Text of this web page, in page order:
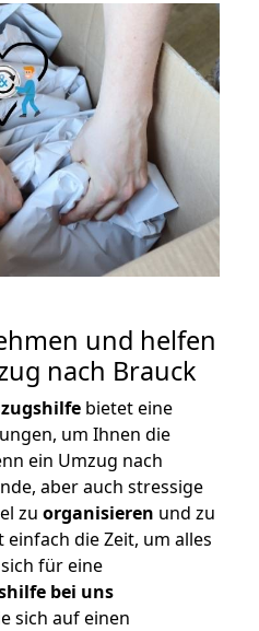
und helfen
nach Brauck
bietet eine
um Ihnen die
ein Umzug nach
aber auch stressige
zu organisieren und zu
die Zeit, um alles
für eine
bei uns
sich auf einen